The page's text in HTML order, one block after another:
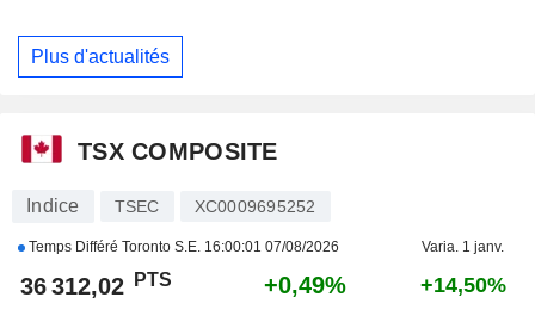
Plus d'actualités
TSX COMPOSITE
Indice TSEC XC0009695252
Temps Différé Toronto S.E. 16:00:01 07/08/2026 Varia. 1 janv.
36 312,02 PTS +0,49% +14,50%